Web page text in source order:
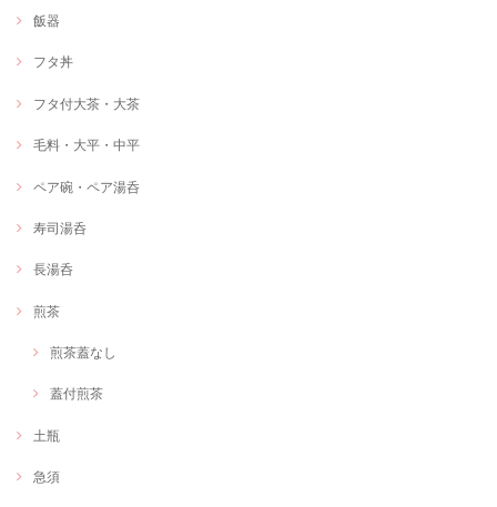
飯器
フタ丼
フタ付大茶・大茶
毛料・大平・中平
ペア碗・ペア湯呑
寿司湯呑
長湯呑
煎茶
煎茶蓋なし
蓋付煎茶
土瓶
急須